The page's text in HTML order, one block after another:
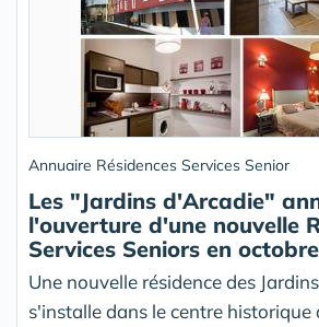
Annuaire Résidences Services Senior
Les "Jardins d'Arcadie"
l'ouverture d'une nouvelle
Services Seniors en
Une nouvelle résidence des
s'installe dans le centre